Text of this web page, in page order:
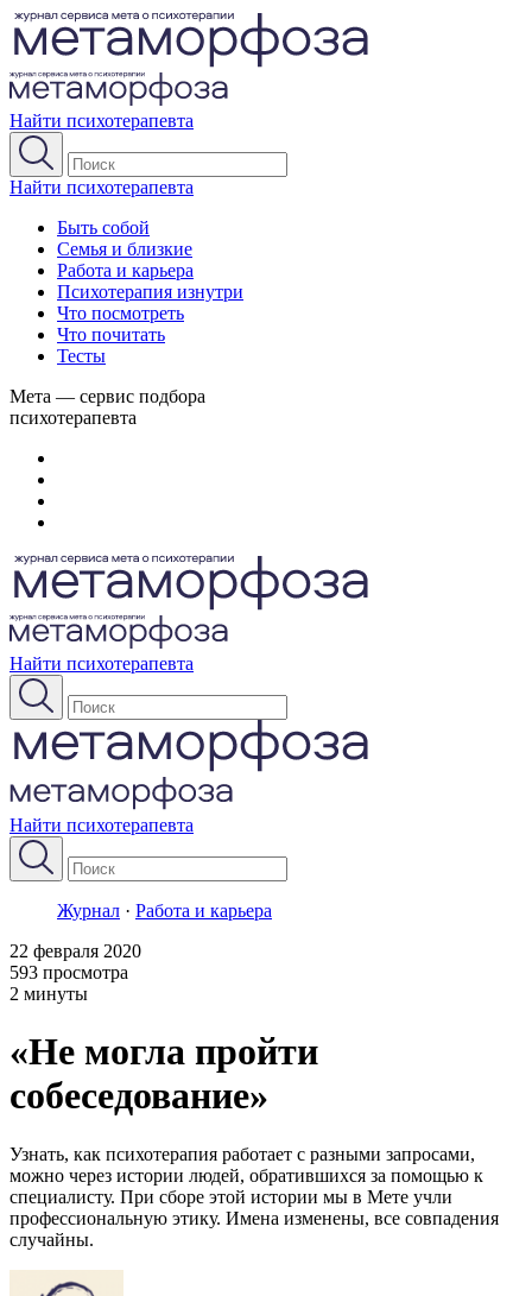
Найти психотерапевта
Найти психотерапевта
Быть собой
Семья и близкие
Работа и карьера
Психотерапия изнутри
Что посмотреть
Что почитать
Тесты
Мета — сервис подбора
психотерапевта
Найти психотерапевта
Найти психотерапевта
Журнал · Работа и карьера
22 февраля 2020
593 просмотра
2 минуты
«Не могла пройти
собеседование»
Узнать, как психотерапия работает с разными запросами,
можно через истории людей, обратившихся за помощью к
специалисту. При сборе этой истории мы в Мете учли
профессиональную этику. Имена изменены, все совпадения
случайны.